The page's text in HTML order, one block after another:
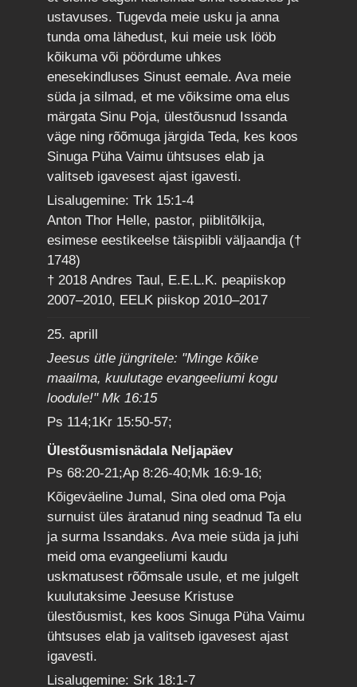
ustavuses. Tugevda meie usku ja anna
tunda oma lähedust, kui meie usk lööb
kõikuma või pöördume uhkes
enesekindluses Sinust eemale. Ava meie
süda ja silmad, et me võiksime oma elus
märgata Sinu Poja, ülestõusnud Issanda
väge ning rõõmuga järgida Teda, kes koos
Sinuga Püha Vaimu ühtsuses elab ja
valitseb igavesest ajast igavesti.
Lisalugemine: Trk 15:1-4
Anton Thor Helle, pastor, piiblitõlkija,
esimese eestikeelse täispiibli väljaandja (†
1748)
† 2018 Andres Taul, E.E.L.K. peapiiskop
2007–2010, EELK piiskop 2010–2017
25. aprill
Jeesus ütle jüngritele: "Minge kõike
maailma, kuulutage evangeeliumi kogu
loodule!" Mk 16:15
Ps 114;1Kr 15:50-57;
Ülestõusmisnädala Neljapäev
Ps 68:20-21;Ap 8:26-40;Mk 16:9-16;
Kõigeväeline Jumal, Sina oled oma Poja
surnuist üles äratanud ning seadnud Ta elu
ja surma Issandaks. Ava meie süda ja juhi
meid oma evangeeliumi kaudu
uskmatusest rõõmsale usule, et me julgelt
kuulutaksime Jeesuse Kristuse
ülestõusmist, kes koos Sinuga Püha Vaimu
ühtsuses elab ja valitseb igavesest ajast
igavesti.
Lisalugemine: Srk 18:1-7